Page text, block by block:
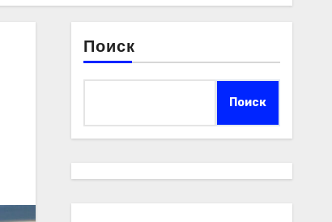
Поиск
Поиск